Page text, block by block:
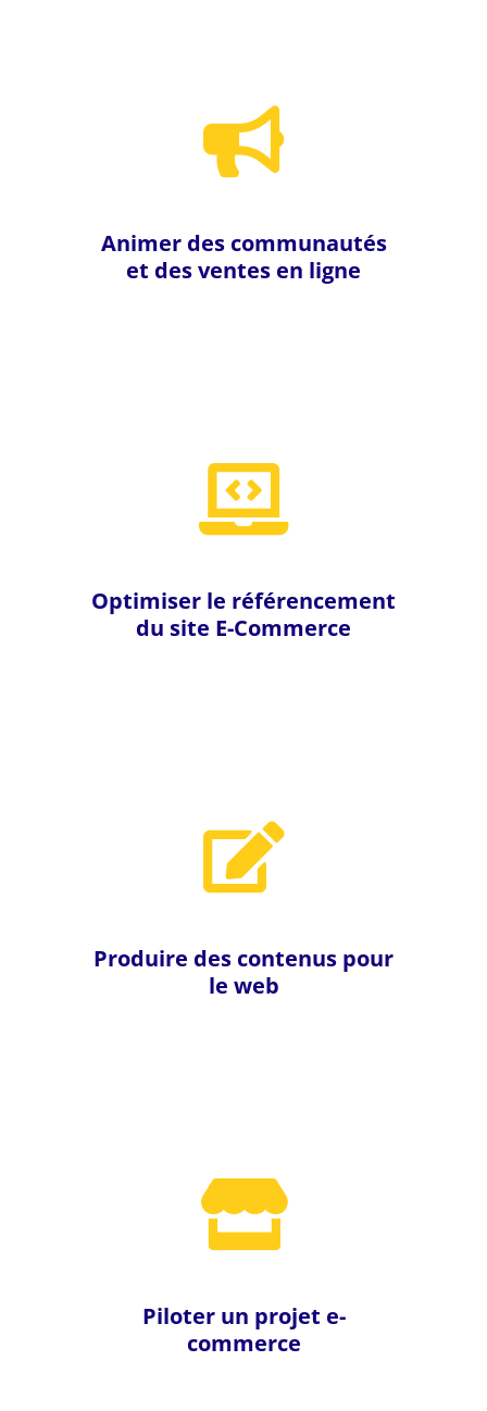
Animer des communautés
et des ventes en ligne
Optimiser le référencement
du site E-Commerce
Produire des contenus pour
le web
Piloter un projet e-
commerce